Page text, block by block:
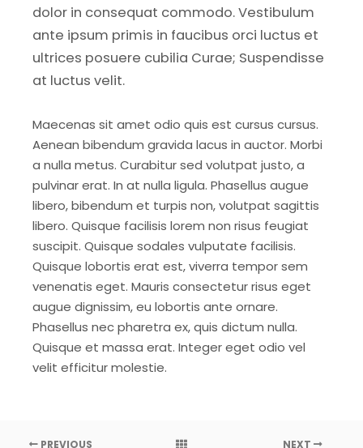
dolor in consequat commodo. Vestibulum
ante ipsum primis in faucibus orci luctus et
ultrices posuere cubilia Curae; Suspendisse
at luctus velit.
Maecenas sit amet odio quis est cursus cursus.
Aenean bibendum gravida lacus in auctor. Morbi
a nulla metus. Curabitur sed volutpat justo, a
pulvinar erat. In at nulla ligula. Phasellus augue
libero, bibendum et turpis non, volutpat sagittis
libero. Quisque facilisis lorem non risus feugiat
suscipit. Quisque sodales vulputate facilisis.
Quisque lobortis erat est, viverra tempor sem
venenatis eget. Mauris consectetur risus eget
augue dignissim, eu lobortis ante ornare.
Phasellus nec pharetra ex, quis dictum nulla.
Quisque et massa erat. Integer eget odio vel
velit efficitur molestie.
PREVIOUS NEXT